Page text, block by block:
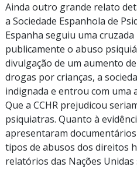
Ainda outro grande relato
a Sociedade Espanhola de
Espanha seguiu uma
publicamente o abuso
divulgação de um aumento
drogas por crianças, a
indignada e entrou com uma
Que a CCHR prejudicou
psiquiatras. Quanto à
apresentaram documentários
tipos de abusos dos direitos
relatórios das Nações